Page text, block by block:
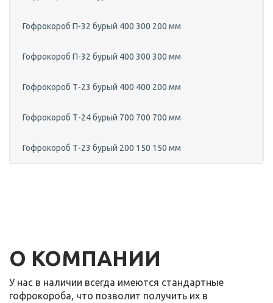
Гофрокороб П-32 бурый 400 300 200 мм
Гофрокороб П-32 бурый 400 300 300 мм
Гофрокороб Т-23 бурый 400 400 200 мм
Гофрокороб Т-24 бурый 700 700 700 мм
Гофрокороб Т-23 бурый 200 150 150 мм
О КОМПАНИИ
У нас в наличии всегда имеются стандартные
гофрокороба, что позволит получить их в